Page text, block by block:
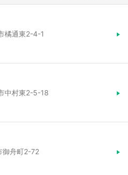
橘通東2-4-1
中村東2-5-18
御舟町2-72